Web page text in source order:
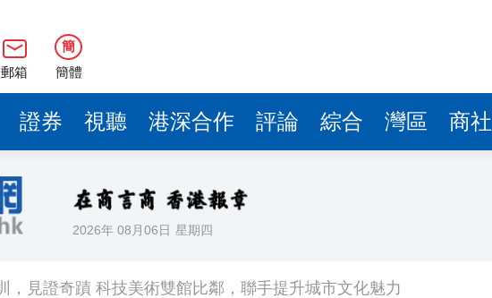
郵箱
簡
簡體
證券 視聽 港深合作 評論 綜合 灣區 商社
2026年 08月06日 星期四
相約深圳，見證奇蹟 科技美術雙館比鄰，聯手提升城市文化魅力